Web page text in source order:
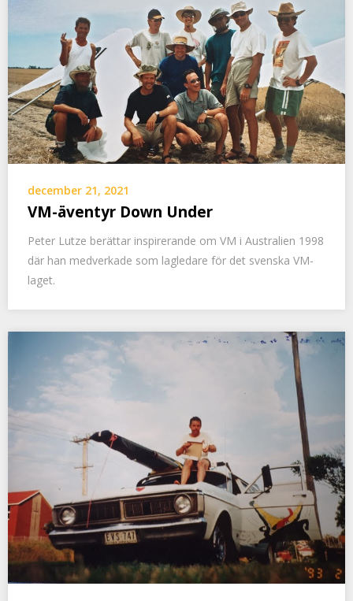
december 21, 2021
VM-äventyr Down Under
Peter Lutze berättar inspirerande om VM i Australien 1998
där han medverkade som lagledare för det svenska VM-
laget.